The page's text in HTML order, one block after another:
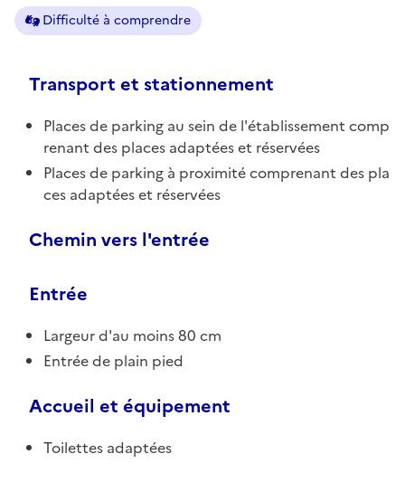
Difficulté à comprendre
Transport et stationnement
Places de parking au sein de l'établissement comp
renant des places adaptées et réservées
Places de parking à proximité comprenant des pla
ces adaptées et réservées
Chemin vers l'entrée
Entrée
Largeur d'au moins 80 cm
Entrée de plain pied
Accueil et équipement
Toilettes adaptées